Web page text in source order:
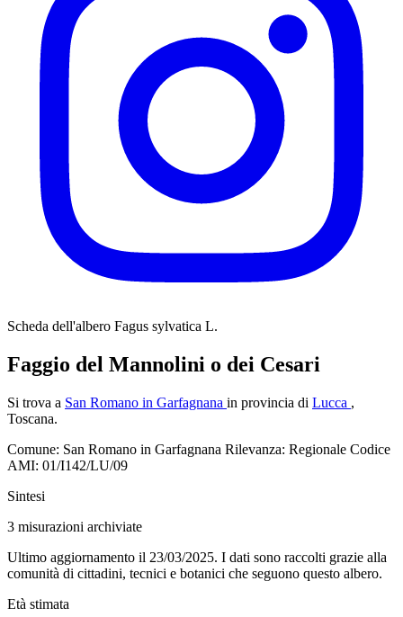
Scheda dell'albero Fagus sylvatica L.
Faggio del Mannolini o dei Cesari
Si trova a San Romano in Garfagnana in provincia di Lucca ,
Toscana.
Comune: San Romano in Garfagnana Rilevanza: Regionale Codice
AMI: 01/I142/LU/09
Sintesi
3 misurazioni archiviate
Ultimo aggiornamento il 23/03/2025. I dati sono raccolti grazie alla
comunità di cittadini, tecnici e botanici che seguono questo albero.
Età stimata